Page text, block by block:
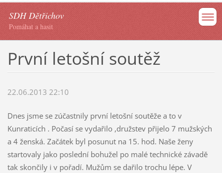
SDH Dětřichov
Pomáhat a hasit
První letošní soutěž
22.06.2013 22:10
Dnes jsme se zúčastnily první letošní soutěže a to v
Kunraticích . Počasí se vydařilo ,družstev přijelo 7 mužských
a 4 ženská. Začátek byl posunut na 15. hod. Naše ženy
startovaly jako poslední bohužel po malé technické závadě
tak skončily i v pořadí. Mužům se dařilo trochu lépe. V